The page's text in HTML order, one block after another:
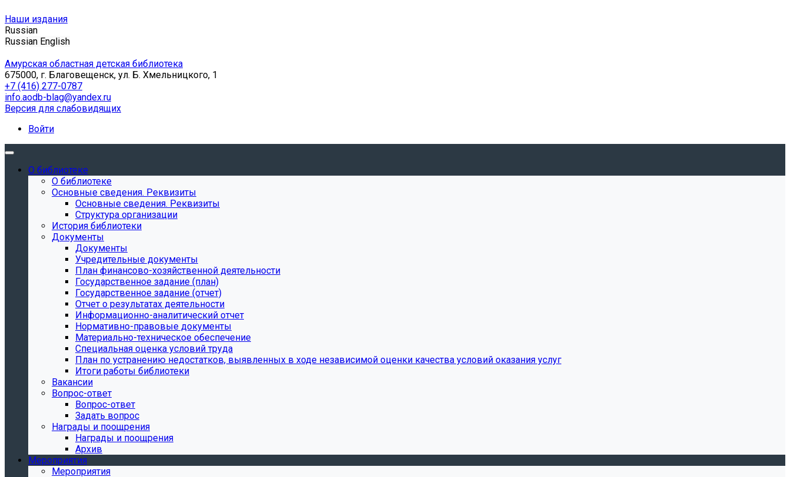
Наши издания
Russian
Russian English
Амурская областная детская библиотека
675000, г. Благовещенск, ул. Б. Хмельницкого, 1
+7 (416) 277-0787
info.aodb-blag@yandex.ru
Версия для слабовидящих
Войти
О библиотеке
О библиотеке
Основные сведения. Реквизиты
Основные сведения. Реквизиты
Структура организации
История библиотеки
Документы
Документы
Учредительные документы
План финансово-хозяйственной деятельности
Государственное задание (план)
Государственное задание (отчет)
Отчет о результатах деятельности
Информационно-аналитический отчет
Нормативно-правовые документы
Материально-техническое обеспечение
Специальная оценка условий труда
План по устранению недостатков, выявленных в ходе независимой оценки качества условий оказания услуг
Итоги работы библиотеки
Вакансии
Вопрос-ответ
Вопрос-ответ
Задать вопрос
Награды и поощрения
Награды и поощрения
Архив
Мероприятия
Мероприятия